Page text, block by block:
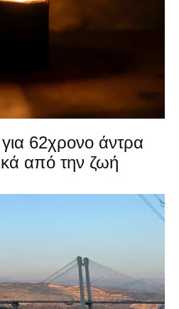
62χρονο άντρα
από την ζωή